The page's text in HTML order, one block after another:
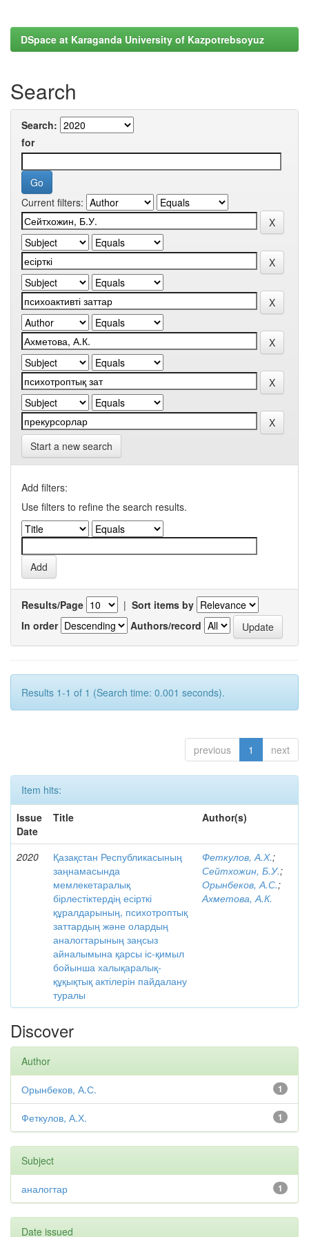
DSpace at Karaganda University of Kazpotrebsoyuz
Search
Search:
for
Current filters:
Start a new search
Add filters:
Use filters to refine the search results.
Results/Page | Sort items by
In order
Authors/record
Results 1-1 of 1 (Search time: 0.001 seconds).
previous 1 next
Item hits:
Issue
Date
Title Author(s)
2020
Қазақстан Республикасының
заңнамасында
мемлекетаралық
бірлестіктердің есірткі
құралдарының, психотроптық
заттардың және олардың
аналогтарының заңсыз
айналымына қарсы іс-қимыл
бойынша халықаралық-
құқықтық актілерін пайдалану
туралы
Феткулов, А.Х.;
Сейтхожин, Б.У.;
Орынбеков, А.С.;
Ахметова, А.К.
Discover
Author
1
Орынбеков, А.С.
1
Феткулов, А.Х.
Subject
1
аналогтар
Date issued